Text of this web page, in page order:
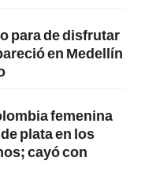
para de disfrutar
en Medellín
femenina
plata en los
cayó con